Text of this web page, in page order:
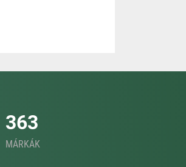
363
MÁRKÁK